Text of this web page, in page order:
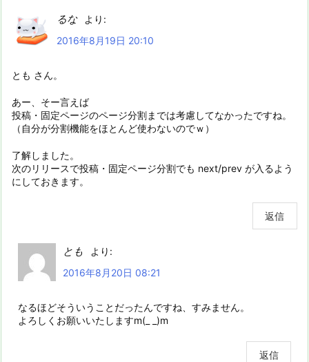
るな
より:
2016年8月19日 20:10
とも さん。
あー、そー言えば
投稿・固定ページのページ分割までは考慮してなかったですね。
（自分が分割機能をほとんど使わないのでｗ）
了解しました。
次のリリースで投稿・固定ページ分割でも next/prev が入るよう
にしておきます。
返信
とも
より:
2016年8月20日 08:21
なるほどそういうことだったんですね、すみません。
よろしくお願いいたしますm(_ _)m
返信